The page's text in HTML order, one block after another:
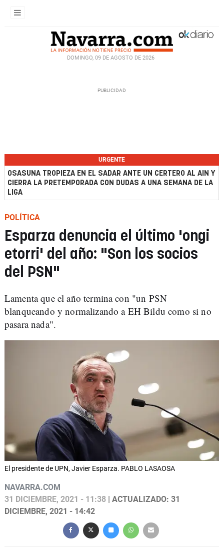
DOMINGO, 09 DE AGOSTO DE 2026
URGENTE
OSASUNA TROPIEZA EN EL SADAR ANTE UN CERTERO AL AIN Y
CIERRA LA PRETEMPORADA CON DUDAS A UNA SEMANA DE LA
LIGA
POLÍTICA
Esparza denuncia el último 'ongi
etorri' del año: "Son los socios
del PSN"
Lamenta que el año termina con "un PSN
blanqueando y normalizando a EH Bildu como si no
pasara nada".
El presidente de UPN, Javier Esparza. PABLO LASAOSA
NAVARRA.COM
31 DICIEMBRE, 2021 - 11:38 | ACTUALIZADO: 31
DICIEMBRE, 2021 - 14:42